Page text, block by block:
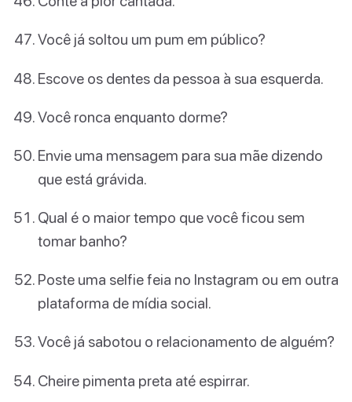
Você já soltou um pum em público?
Escove os dentes da pessoa à sua esquerda.
Você ronca enquanto dorme?
Envie uma mensagem para sua mãe dizendo
que está grávida.
Qual é o maior tempo que você ficou sem
tomar banho?
Poste uma selfie feia no Instagram ou em outra
plataforma de mídia social.
Você já sabotou o relacionamento de alguém?
Cheire pimenta preta até espirrar.